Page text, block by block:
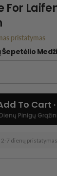
For
pristatymas
To Cart
Pinigų
7 dienų